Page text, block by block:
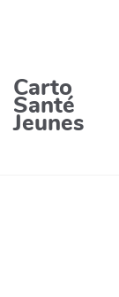
Carto
Santé
Jeunes